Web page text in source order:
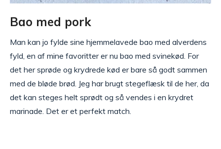
Bao med pork
Man kan jo fylde sine hjemmelavede bao med alverdens
fyld, en af mine favoritter er nu bao med svinekød. For
det her sprøde og krydrede kød er bare så godt sammen
med de bløde brød. Jeg har brugt stegeflæsk til de her, da
det kan steges helt sprødt og så vendes i en krydret
marinade. Det er et perfekt match.